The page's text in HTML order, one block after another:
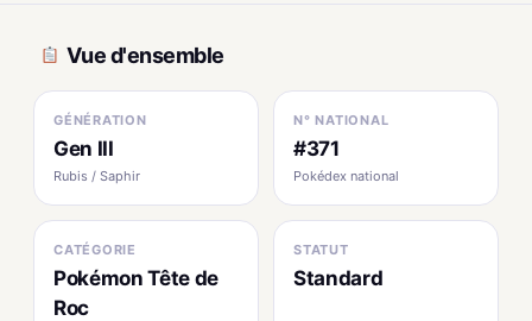
Vue d'ensemble
GÉNÉRATION
Gen III
Rubis / Saphir
N° NATIONAL
#371
Pokédex national
CATÉGORIE
Pokémon Tête de
Roc
STATUT
Standard